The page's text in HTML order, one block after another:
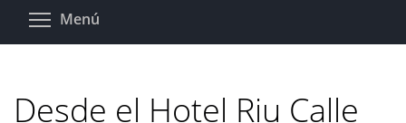
Pasar
Menú
Desde el Hotel Riu Calle